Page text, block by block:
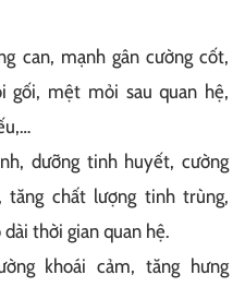
can, mạnh gân cường cốt,
gối, mệt mỏi sau quan hệ,
dưỡng tinh huyết, cường
chất lượng tinh trùng,
thời gian quan hệ.
khoái cảm, tăng hưng